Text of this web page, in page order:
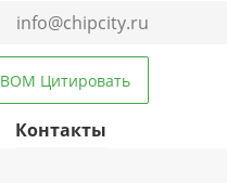
info@chipcity.ru
BOM Цитировать
Контакты